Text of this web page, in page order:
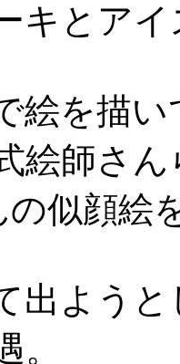
キとア
絵を描
絵師さ
の似顔絵
出よう
。